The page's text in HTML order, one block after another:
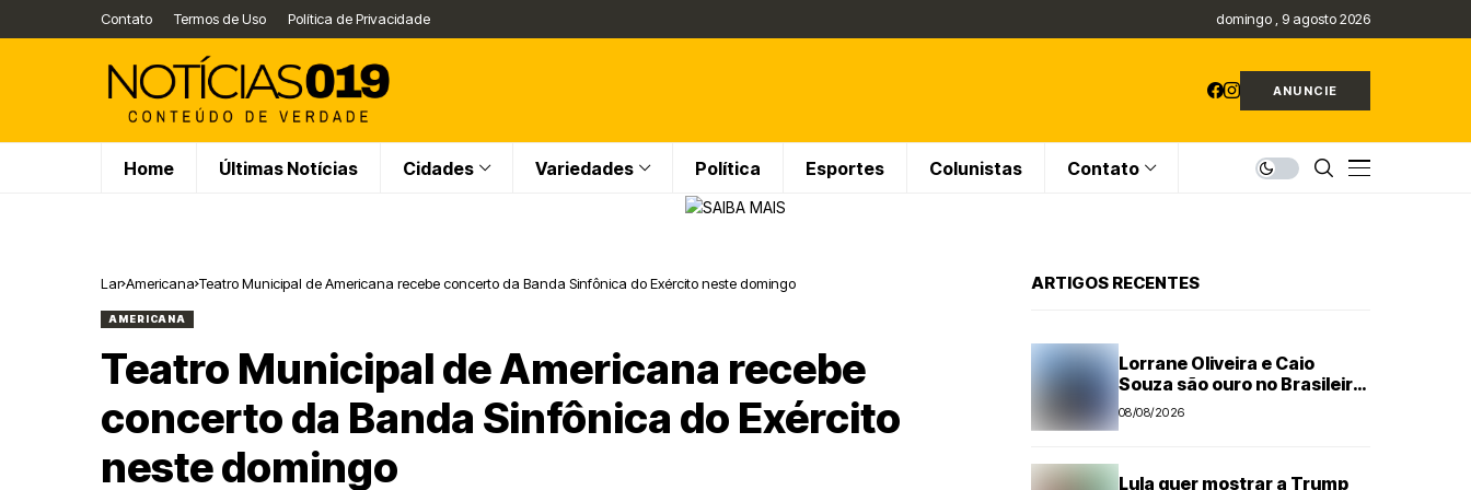
Contato Termos de Uso Política de Privacidade domingo , 9 agosto 2026
ANUNCIE
Home Últimas Notícias Cidades Variedades Política Esportes Colunistas Contato
Lar Americana Teatro Municipal de Americana recebe concerto da Banda Sinfônica do Exército neste domingo
AMERICANA
Teatro Municipal de Americana recebe
concerto da Banda Sinfônica do Exército
neste domingo
ARTIGOS RECENTES
Lorrane Oliveira e Caio
Souza são ouro no Brasileiro
de Ginástica
08/08/2026
Lula quer mostrar a Trump